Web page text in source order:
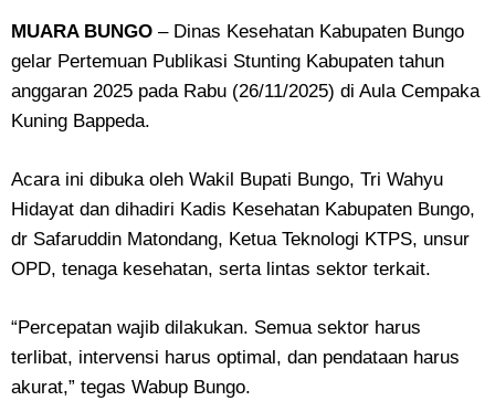
MUARA BUNGO – Dinas Kesehatan Kabupaten Bungo
gelar Pertemuan Publikasi Stunting Kabupaten tahun
anggaran 2025 pada Rabu (26/11/2025) di Aula Cempaka
Kuning Bappeda.
Acara ini dibuka oleh Wakil Bupati Bungo, Tri Wahyu
Hidayat dan dihadiri Kadis Kesehatan Kabupaten Bungo,
dr Safaruddin Matondang, Ketua Teknologi KTPS, unsur
OPD, tenaga kesehatan, serta lintas sektor terkait.
“Percepatan wajib dilakukan. Semua sektor harus
terlibat, intervensi harus optimal, dan pendataan harus
akurat,” tegas Wabup Bungo.